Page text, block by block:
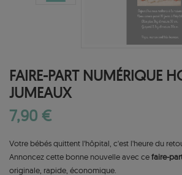
FAIRE-PART NUMÉRIQUE
JUMEAUX
7,90 €
Votre bébés quittent l'hôpital, c'est l'heure du
Annoncez cette bonne nouvelle avec cefaire-
originale, rapide, économique.